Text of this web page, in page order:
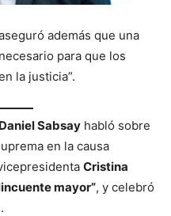
además que una
para que los
la justicia”.
Daniel Sabsay habló sobre
en la causa
Cristina
mayor”, y celebró